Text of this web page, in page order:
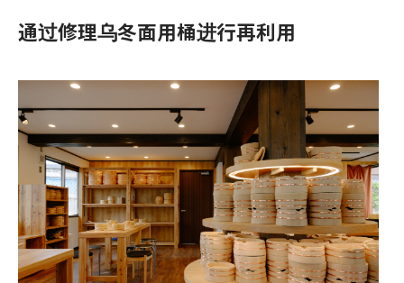
通过修理乌冬面用桶进行再利用